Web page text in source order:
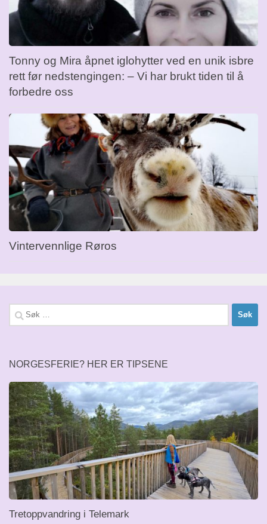
Tonny og Mira åpnet iglohytter ved en unik isbre
rett før nedstengingen: – Vi har brukt tiden til å
forbedre oss
Vintervennlige Røros
Søk
etter:
NORGESFERIE? HER ER TIPSENE
Tretoppvandring i Telemark